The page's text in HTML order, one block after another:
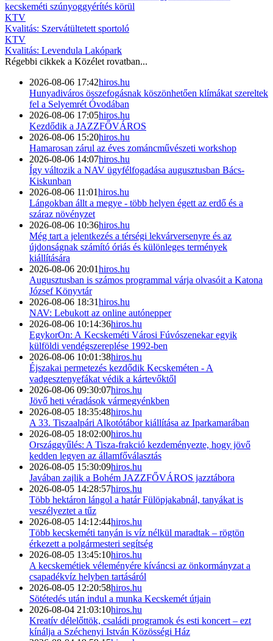
kecskeméti szúnyoggyérítés körül
KTV
Kvalitás: Szervátültetett sportoló
KTV
Kvalitás: Levendula Lakópark
Régebbi cikkek a Közélet rovatban...
2026-08-06 17:42hiros.hu
Hunyadiváros összefogásnak köszönhetően klímákat szereltek
fel a Selyemrét Óvodában
2026-08-06 17:05hiros.hu
Kezdődik a JAZZFŐVÁROS
2026-08-06 15:20hiros.hu
Hamarosan zárul az éves zománcművészeti workshop
2026-08-06 14:07hiros.hu
Így változik a NAV ügyfélfogadása augusztusban Bács-
Kiskunban
2026-08-06 11:01hiros.hu
Lángokban állt a megye - több helyen égett az erdő és a
száraz növényzet
2026-08-06 10:36hiros.hu
Még tart a jelentkezés a térségi lekvárversenyre és az
újdonságnak számító óriás és különleges termények
kiállítására
2026-08-06 20:01hiros.hu
Augusztusban is számos programmal várja olvasóit a Katona
József Könyvtár
2026-08-06 18:31hiros.hu
NAV: Lebukott az online autónepper
2026-08-06 10:14:36hiros.hu
EgykorOn: A Kecskeméti Városi Fúvószenekar egyik
külföldi vendégszereplése 1992-ben
2026-08-06 10:01:38hiros.hu
Éjszakai permetezés kezdődik Kecskeméten - A
vadgesztenyefákat védik a kártevőktől
2026-08-06 09:30:07hiros.hu
Jövő heti véradások vármegyénkben
2026-08-05 18:35:48hiros.hu
A 33. Tiszaalpári Alkotótábor kiállítása az Iparkamarában
2026-08-05 18:02:00hiros.hu
Országgyűlés: A Tisza-frakció kezdeményezte, hogy jövő
kedden legyen az államfőválasztás
2026-08-05 15:30:09hiros.hu
Javában zajlik a Bohém JAZZFŐVÁROS jazztábora
2026-08-05 14:28:57hiros.hu
Több hektáron lángol a határ Fülöpjakabnál, tanyákat is
veszélyeztet a tűz
2026-08-05 14:12:44hiros.hu
Több kecskeméti tanyán is víz nélkül maradtak – rögtön
érkezett a polgármesteri segítség
2026-08-05 13:45:10hiros.hu
A kecskemétiek véleményére kíváncsi az önkormányzat a
csapadékvíz helyben tartásáról
2026-08-05 12:20:58hiros.hu
Sötétedés után indul a munka Kecskemét útjain
2026-08-04 21:03:10hiros.hu
Kreatív délelőttök, családi programok és esti koncert – ezt
kínálja a Széchenyi István Közösségi Ház